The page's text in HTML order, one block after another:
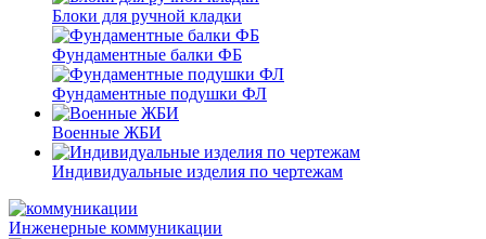
Блоки для ручной кладки
Фундаментные балки ФБ
Фундаментные подушки ФЛ
Военные ЖБИ
Индивидуальные изделия по чертежам
Инженерные коммуникации